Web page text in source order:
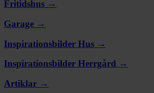
Fritidshus →
Garage →
Inspirationsbilder Hus →
Inspirationsbilder Herrgård →
Artiklar →